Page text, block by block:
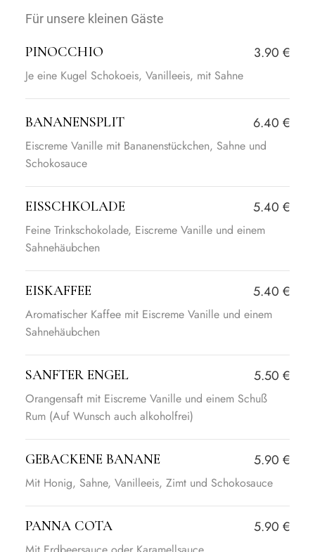
Für unsere kleinen Gäste
PINOCCHIO 3.90 €
Je eine Kugel Schokoeis, Vanilleeis, mit Sahne
BANANENSPLIT 6.40 €
Eiscreme Vanille mit Bananenstückchen, Sahne und
Schokosauce
EISSCHKOLADE 5.40 €
Feine Trinkschokolade, Eiscreme Vanille und einem
Sahnehäubchen
EISKAFFEE 5.40 €
Aromatischer Kaffee mit Eiscreme Vanille und einem
Sahnehäubchen
SANFTER ENGEL 5.50 €
Orangensaft mit Eiscreme Vanille und einem Schuß
Rum (Auf Wunsch auch alkoholfrei)
GEBACKENE BANANE 5.90 €
Mit Honig, Sahne, Vanilleeis, Zimt und Schokosauce
PANNA COTA 5.90 €